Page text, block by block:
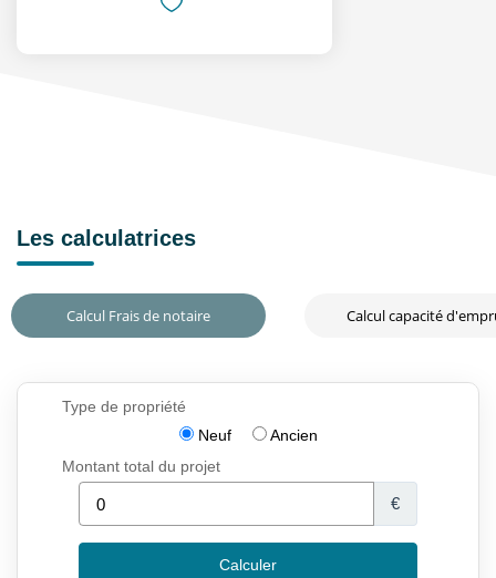
Les calculatrices
Calcul Frais de notaire Calcul capacité